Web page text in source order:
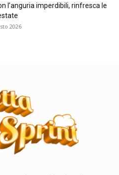
l’anguria imperdibili, rinfresca le
2026